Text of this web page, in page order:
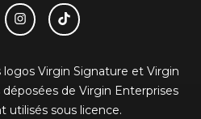
logos Virgin Signature et Virgin
de Virgin Enterprises
utilisés sous licence.